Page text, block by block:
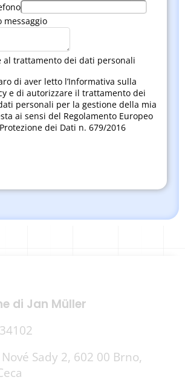
messaggio
al trattamento dei dati personali
di aver letto l’Informativa sulla
e di autorizzare il trattamento dei
personali per la gestione della mia
ai sensi del Regolamento Europeo
dei Dati n. 679/2016
di Jan Müller
Nové Sady 2, 602 00 Brno,